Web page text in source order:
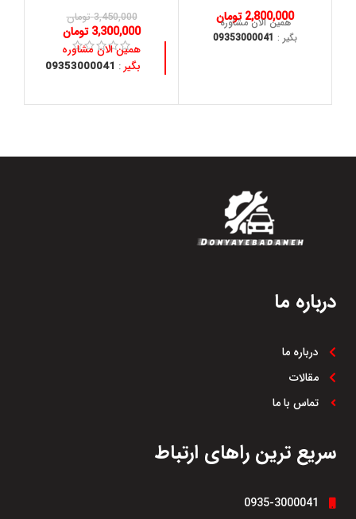
2,800,000 تومان
همین الان مشاوره
بگیر : 09353000041
3,450,000 تومان
3,300,000 تومان
همین الان مشاوره
بگیر:
09353000041
درباره ما
درباره ما
مقالات
تماس با ما
سریع ترین راهای ارتباط
0935-3000041